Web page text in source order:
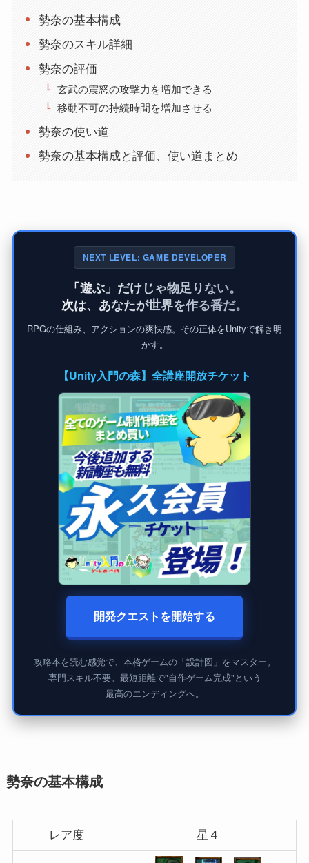
勢奈の基本構成
勢奈のスキル詳細
勢奈の評価
玄武の震怒の攻撃力を増加できる
移動不可の持続時間を増加させる
勢奈の使い道
勢奈の基本構成と評価、使い道まとめ
NEXT LEVEL: GAME DEVELOPER
「遊ぶ」だけじゃ物足りない。
次は、あなたが世界を作る番だ。
RPGの仕組み、アクションの爽快感。その正体をUnityで解き明
かす。
【Unity入門の森】全講座開放チケット
開発クエストを開始する
攻略本を読む感覚で、本格ゲームの「設計図」をマスター。
専門スキル不要。最短距離で"自作ゲーム完成"という
最高のエンディングへ。
勢奈の基本構成
レア度 星４